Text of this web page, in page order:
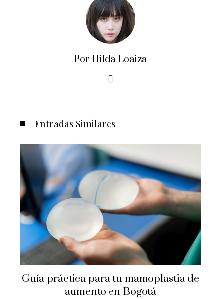
Por Hilda Loaiza
Entradas Similares
Guía práctica para tu mamoplastia de
aumento en Bogotá